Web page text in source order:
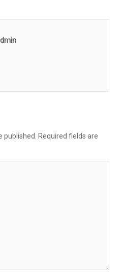
published.
Required fields are